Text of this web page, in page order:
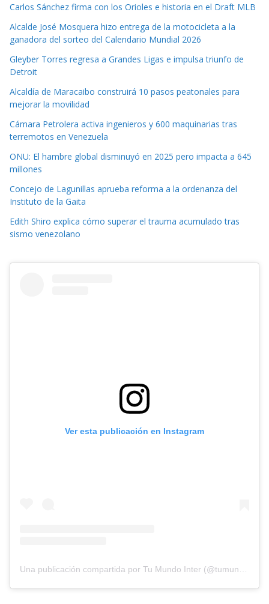
Carlos Sánchez firma con los Orioles e historia en el Draft MLB
Alcalde José Mosquera hizo entrega de la motocicleta a la
ganadora del sorteo del Calendario Mundial 2026
Gleyber Torres regresa a Grandes Ligas e impulsa triunfo de
Detroit
Alcaldía de Maracaibo construirá 10 pasos peatonales para
mejorar la movilidad
Cámara Petrolera activa ingenieros y 600 maquinarias tras
terremotos en Venezuela
ONU: El hambre global disminuyó en 2025 pero impacta a 645
millones
Concejo de Lagunillas aprueba reforma a la ordenanza del
Instituto de la Gaita
Edith Shiro explica cómo superar el trauma acumulado tras
sismo venezolano
Ver esta publicación en Instagram
Una publicación compartida por Tu Mundo Inter (@tumundointer)